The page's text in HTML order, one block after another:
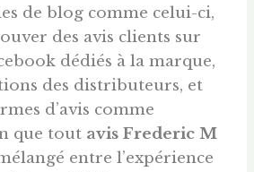
de blog comme celui-ci,
des avis clients sur
dédiés à la marque,
des distributeurs, et
d’avis comme
que tout avis Frederic M
entre l’expérience